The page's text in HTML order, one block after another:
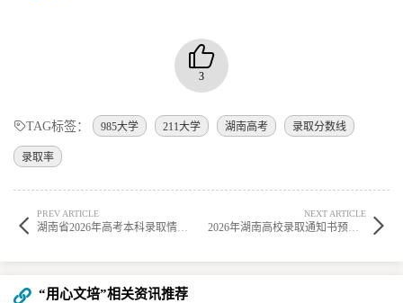
3
TAG标签： 985大学 211大学 湖南高考 录取分数线
录取率
PREV ARTICLE
湖南省2026年高考本科录取情况查询时间与官方渠道说明
NEXT ARTICLE
2026年湖南高校录取通知书预计何时寄达？
“用心文培”相关资讯推荐